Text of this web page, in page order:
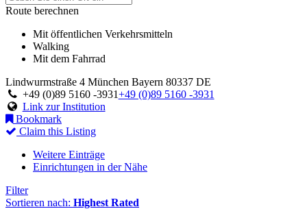
Route berechnen
Mit öffentlichen Verkehrsmitteln
Walking
Mit dem Fahrrad
Lindwurmstraße 4 München Bayern 80337 DE
+49 (0)89 5160 -3931+49 (0)89 5160 -3931
Link zur Institution
Bookmark
Claim this Listing
Weitere Einträge
Einrichtungen in der Nähe
Filter
Sortieren nach: Highest Rated